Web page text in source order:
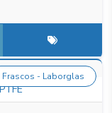
Frascos - Laborglas